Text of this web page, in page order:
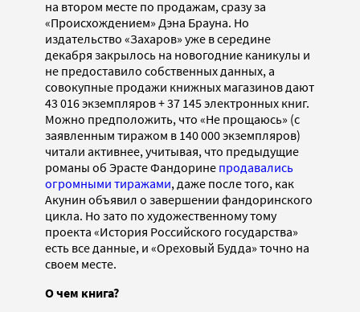
на втором месте по продажам, сразу за
«Происхождением» Дэна Брауна. Но
издательство «Захаров» уже в середине
декабря закрылось на новогодние каникулы и
не предоставило собственных данных, а
совокупные продажи книжных магазинов дают
43 016 экземпляров + 37 145 электронных книг.
Можно предположить, что «Не прощаюсь» (с
заявленным тиражом в 140 000 экземпляров)
читали активнее, учитывая, что предыдущие
романы об Эрасте Фандорине продавались
огромными тиражами, даже после того, как
Акунин объявил о завершении фандоринского
цикла. Но зато по художественному тому
проекта «История Российского государства»
есть все данные, и «Ореховый Будда» точно на
своем месте.
О чем книга?